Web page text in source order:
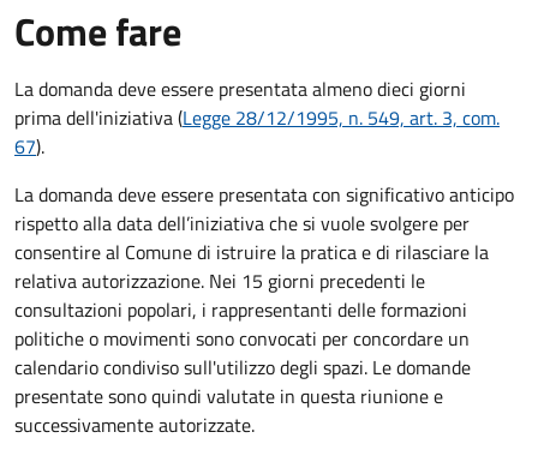
Come fare
La domanda deve essere presentataalmeno dieci giorni
primadell'iniziativa (Legge 28/12/1995, n. 549, art. 3, com.
67).
La domanda deve essere presentata con significativo anticipo
rispetto alla data dell’iniziativa che si vuole svolgere per
consentire al Comune di istruire la pratica e di rilasciare la
relativa autorizzazione. Nei 15 giorni precedenti le
consultazioni popolari, i rappresentanti delle formazioni
politiche o movimenti sono convocati per concordare un
calendario condiviso sull'utilizzo degli spazi. Le domande
presentate sono quindi valutate in questa riunione e
successivamente autorizzate.